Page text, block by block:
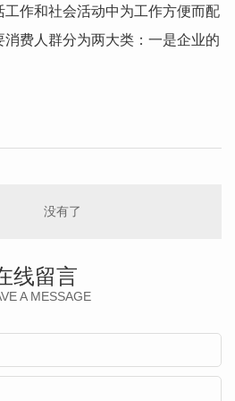
作和社会活动中为工作方便而配
费人群分为两大类：一是企业的
没有了
线留言
A MESSAGE